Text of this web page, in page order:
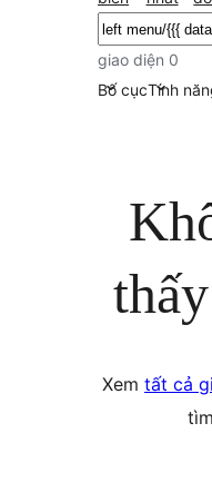
Tìm
kiếm
giao diện 0
Bố cụcTính
Xem tất cả